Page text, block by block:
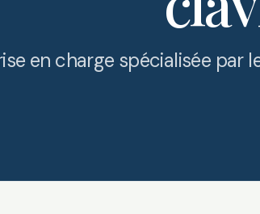
en charge spécialisée par